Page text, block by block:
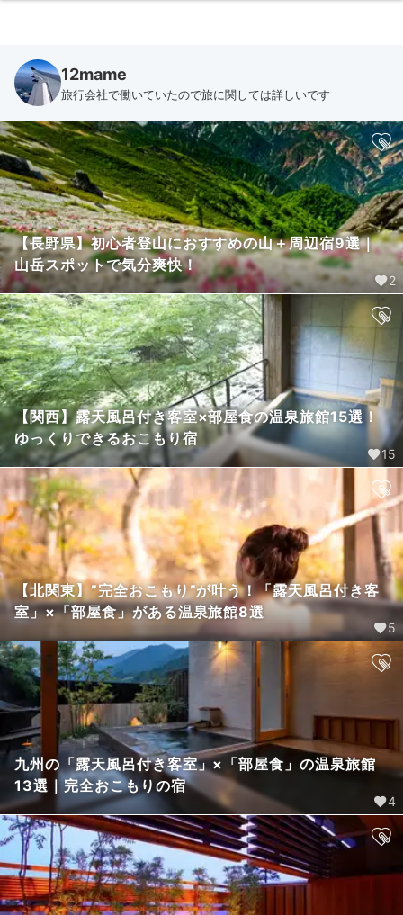
12mame
旅行会社で働いていたので旅に関しては詳しいです
【長野県】初心者登山におすすめの山＋周辺宿9選｜
山岳スポットで気分爽快！
2
【関西】露天風呂付き客室×部屋食の温泉旅館15選！
ゆっくりできるおこもり宿
15
【北関東】”完全おこもり”が叶う！「露天風呂付き客
室」×「部屋食」がある温泉旅館8選
5
九州の「露天風呂付き客室」×「部屋食」の温泉旅館
13選｜完全おこもりの宿
4